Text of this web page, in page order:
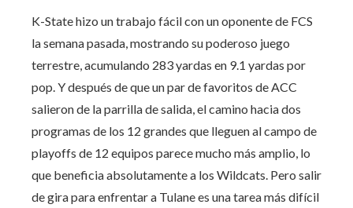
K-State hizo un trabajo fácil con un oponente de FCS
la semana pasada, mostrando su poderoso juego
terrestre, acumulando 283 yardas en 9.1 yardas por
pop. Y después de que un par de favoritos de ACC
salieron de la parrilla de salida, el camino hacia dos
programas de los 12 grandes que lleguen al campo de
playoffs de 12 equipos parece mucho más amplio, lo
que beneficia absolutamente a los Wildcats. Pero salir
de gira para enfrentar a Tulane es una tarea más difícil